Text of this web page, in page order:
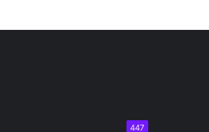
447